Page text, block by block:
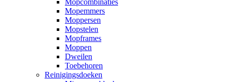
Mopemmers
Moppersen
Mopstelen
Mopframes
Moppen
Dweilen
Toebehoren
Reinigingsdoeken